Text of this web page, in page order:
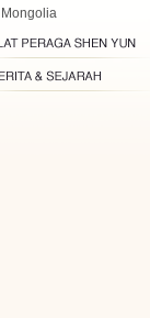
Mongolia